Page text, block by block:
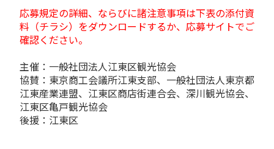
応募規定の詳細、ならびに諸注意事項は下表の添付資
料（チラシ）をダウンロードするか、応募サイトでご
確認ください。
主催：一般社団法人江東区観光協会
協賛：東京商工会議所江東支部、一般社団法人東京都
江東産業連盟、江東区商店街連合会、深川観光協会、
江東区亀戸観光協会
後援：江東区